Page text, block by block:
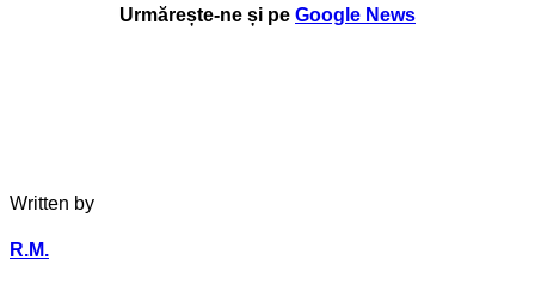
Urmărește-ne și pe Google News
Written by
R.M.